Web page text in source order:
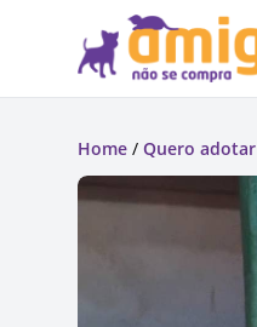
Home / Quero adotar